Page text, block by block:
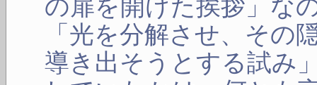
の扉を開けた挨拶」な
「光を分解させ、その
導き出そうとする試み